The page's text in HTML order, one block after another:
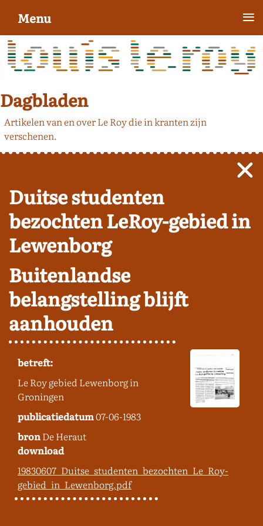
Dagbladen
Artikelen van en over Le Roy die in kranten zijn
verschenen.
Duitse studenten
bezochten LeRoy-gebied in
Lewenborg
Buitenlandse
belangstelling blijft
aanhouden
betreft:
Le Roy gebied Lewenborg in
Groningen
publicatiedatum07-06-1983
bronDe Heraut
download
19830607_Duitse_studenten_bezochten_Le_Roy-
gebied_in_Lewenborg.pdf
Menu ≡